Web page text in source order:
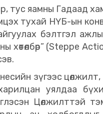
тус яамны Гадаад
тухай НҮБ-ын
бэлтгэл
хөтөлбөр” (Steppe
зүгээс
харилцан уялдаа
Цөлжилттэй